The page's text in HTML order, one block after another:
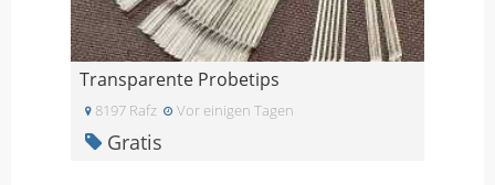
Transparente Probetips
8197 Rafz Vor einigen Tagen
Gratis